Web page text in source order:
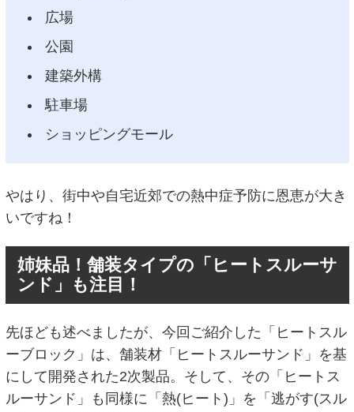
広場
公園
建築外構
駐車場
ショッピングモール
やはり、街中や自宅近郊での熱中症予防に恩恵が大き
いですね！
姉妹品！舗装タイプの「ヒートスルーサ
ンド」も注目！
先ほども述べましたが、今回ご紹介した「ヒートスル
ーブロック」は、舗装材「ヒートスルーサンド」を基
にして開発された2次製品。そして、その「ヒートス
ルーサンド」も同様に「熱(ヒート)」を「逃がす(スル